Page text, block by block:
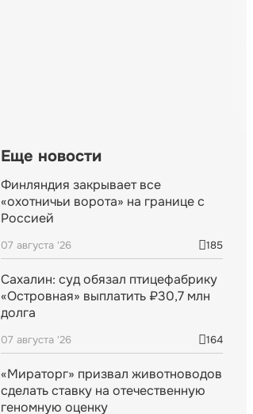
Еще новости
Финляндия закрывает все
«охотничьи ворота» на границе с
Россией
07 августа '26 185
Сахалин: суд обязал птицефабрику
«Островная» выплатить ₽30,7 млн
долга
07 августа '26 164
«Мираторг» призвал животноводов
сделать ставку на отечественную
геномную оценку